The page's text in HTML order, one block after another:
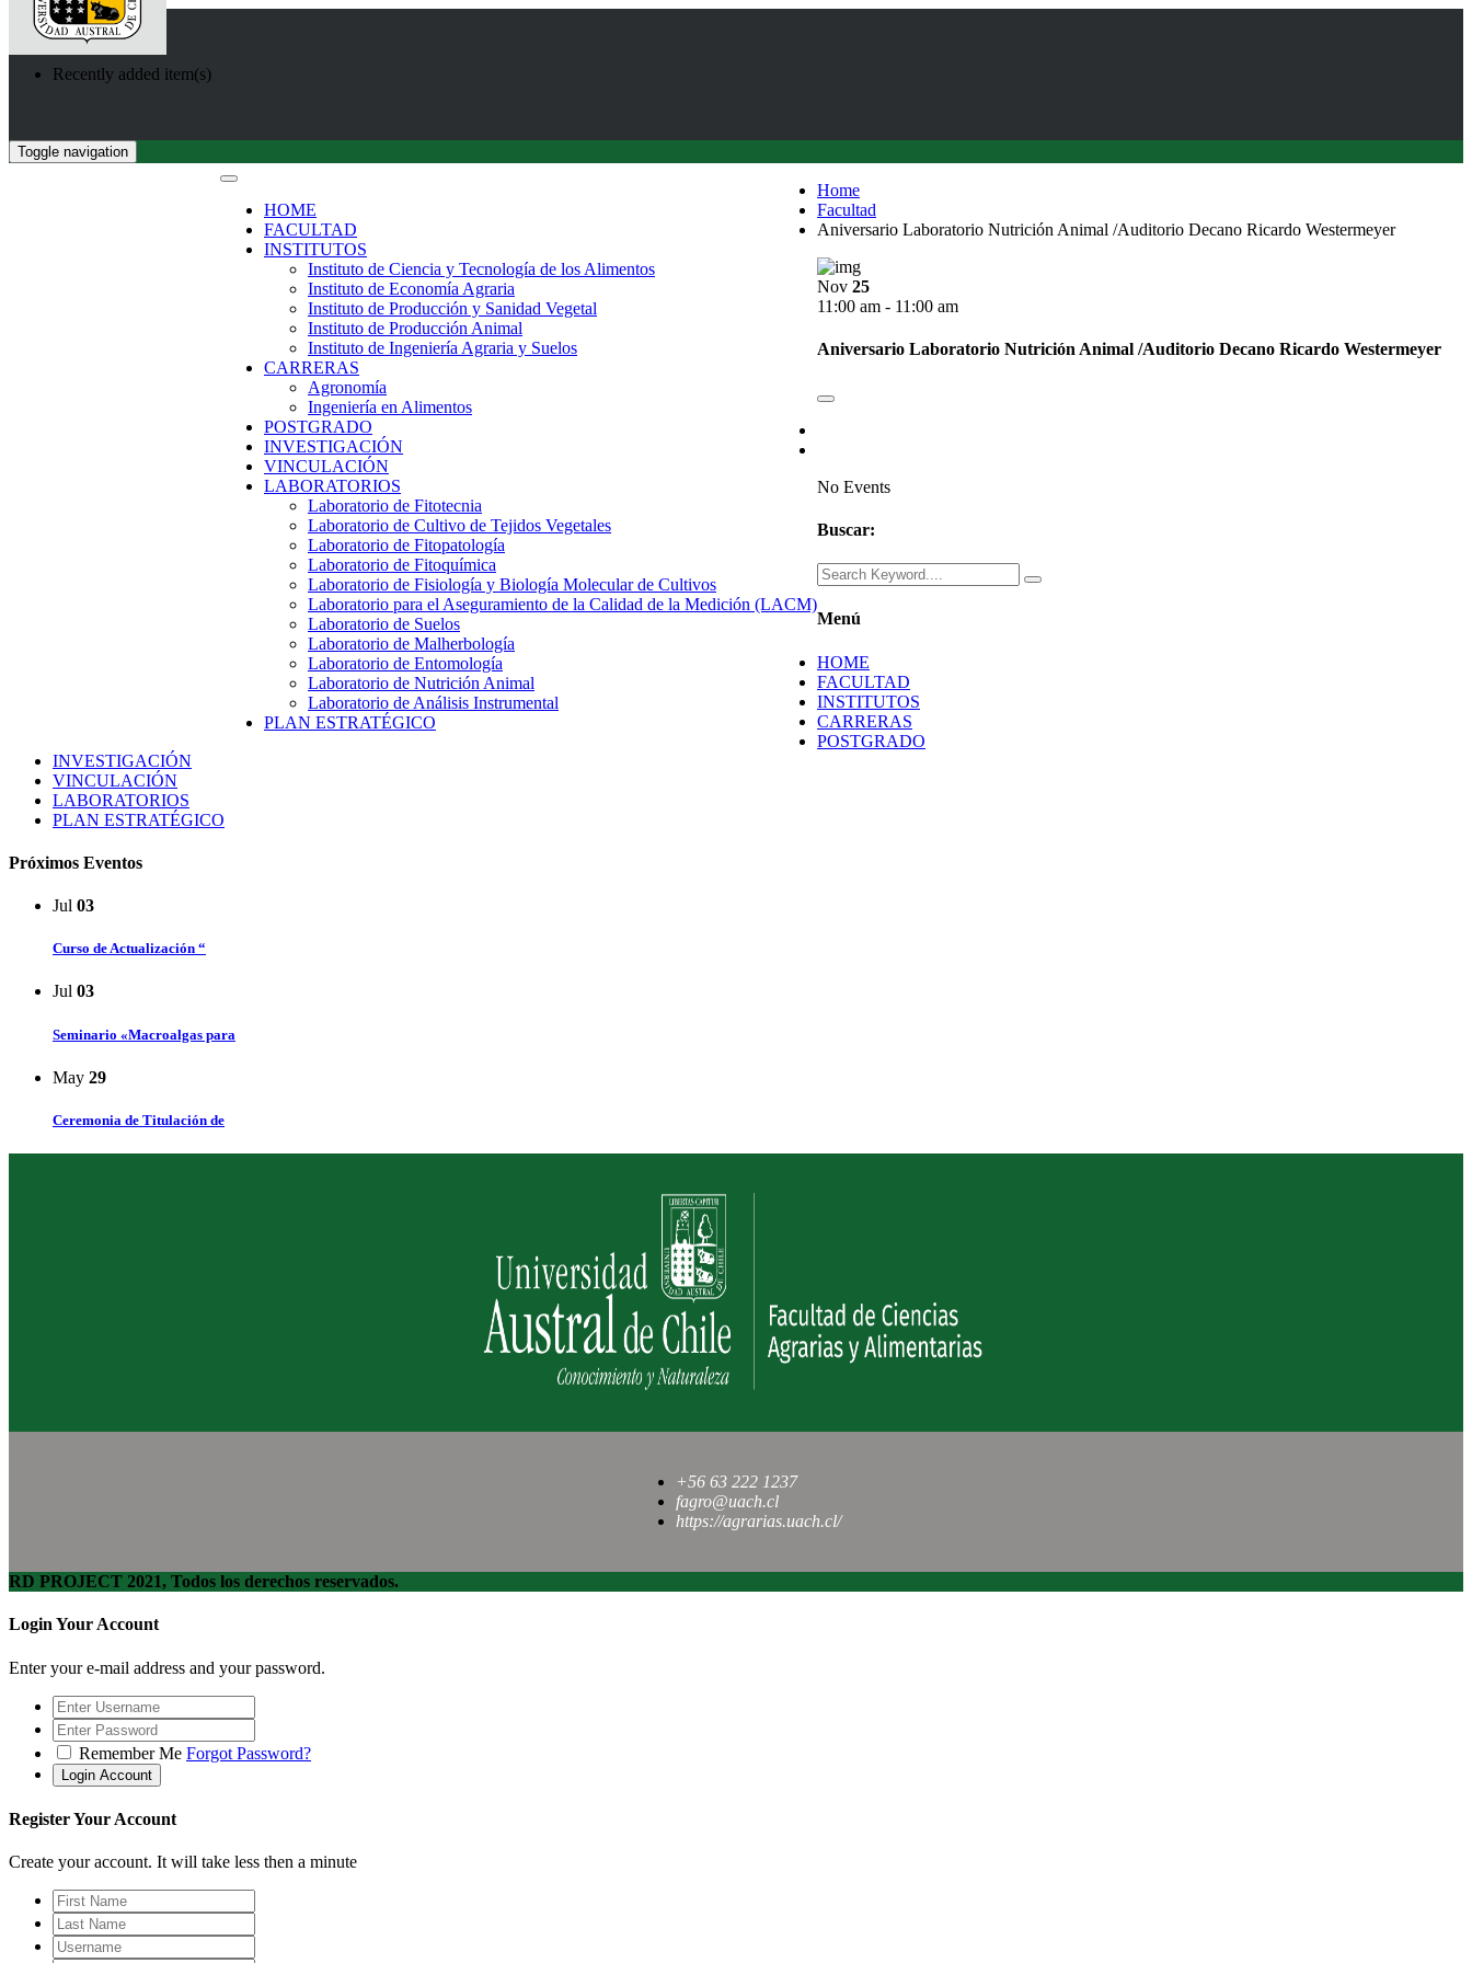
Recently added item(s)
Toggle navigation
HOME
FACULTAD
INSTITUTOS
Instituto de Ciencia y Tecnología de los Alimentos
Instituto de Economía Agraria
Instituto de Producción y Sanidad Vegetal
Instituto de Producción Animal
Instituto de Ingeniería Agraria y Suelos
CARRERAS
Agronomía
Ingeniería en Alimentos
POSTGRADO
INVESTIGACIÓN
VINCULACIÓN
LABORATORIOS
Laboratorio de Fitotecnia
Laboratorio de Cultivo de Tejidos Vegetales
Laboratorio de Fitopatología
Laboratorio de Fitoquímica
Laboratorio de Fisiología y Biología Molecular de Cultivos
Laboratorio para el Aseguramiento de la Calidad de la Medición (LACM)
Laboratorio de Suelos
Laboratorio de Malherbología
Laboratorio de Entomología
Laboratorio de Nutrición Animal
Laboratorio de Análisis Instrumental
PLAN ESTRATÉGICO
Home
Facultad
Aniversario Laboratorio Nutrición Animal /Auditorio Decano Ricardo Westermeyer
Nov 25
11:00 am - 11:00 am
Aniversario Laboratorio Nutrición Animal /Auditorio Decano Ricardo Westermeyer
No Events
Buscar:
Menú
HOME
FACULTAD
INSTITUTOS
CARRERAS
POSTGRADO
INVESTIGACIÓN
VINCULACIÓN
LABORATORIOS
PLAN ESTRATÉGICO
Próximos Eventos
Jul 03
Curso de Actualización “
Jul 03
Seminario «Macroalgas para
May 29
Ceremonia de Titulación de
+56 63 222 1237
fagro@uach.cl
https://agrarias.uach.cl/
RD PROJECT 2021, Todos los derechos reservados.
Login Your Account
Enter your e-mail address and your password.
Remember Me Forgot Password?
Register Your Account
Create your account. It will take less then a minute